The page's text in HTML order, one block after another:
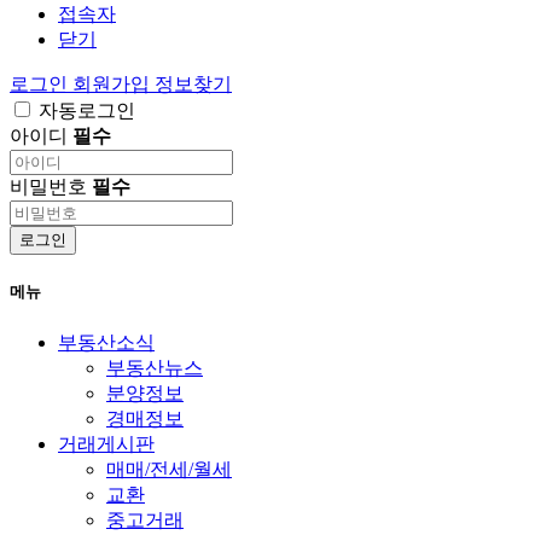
접속자
닫기
로그인 회원가입 정보찾기
자동로그인
아이디 필수
비밀번호 필수
로그인
메뉴
부동산소식
부동산뉴스
분양정보
경매정보
거래게시판
매매/전세/월세
교환
중고거래